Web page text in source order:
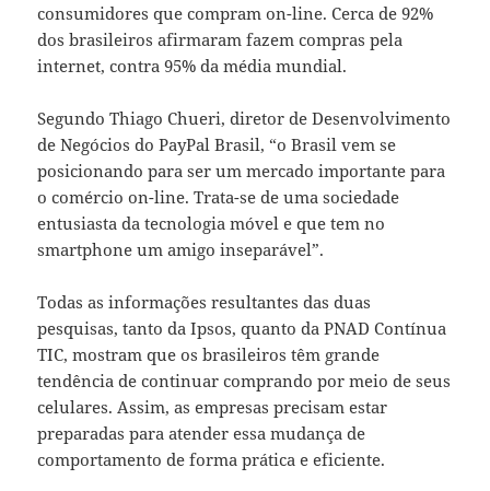
consumidores que compram on-line. Cerca de 92%
dos brasileiros afirmaram fazem compras pela
internet, contra 95% da média mundial.
Segundo Thiago Chueri, diretor de Desenvolvimento
de Negócios do PayPal Brasil, “o Brasil vem se
posicionando para ser um mercado importante para
o comércio on-line. Trata-se de uma sociedade
entusiasta da tecnologia móvel e que tem no
smartphone um amigo inseparável”.
Todas as informações resultantes das duas
pesquisas, tanto da Ipsos, quanto da PNAD Contínua
TIC, mostram que os brasileiros têm grande
tendência de continuar comprando por meio de seus
celulares. Assim, as empresas precisam estar
preparadas para atender essa mudança de
comportamento de forma prática e eficiente.